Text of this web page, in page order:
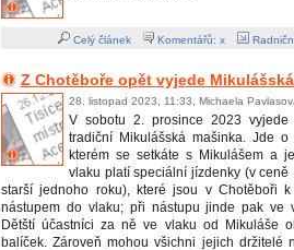
Celý článek Komentářů: x
Z Chotěboře opět vyjede
28. listopad 2023, 11:33, Michaela
V sobotu 2. prosince 2023
tradiční Mikulášská mašinka. Jde
kterém se setkáte s Mikulášem a
vlaku platí speciální jízdenky (v ceně
starší jednoho roku), které jsou v Chotěboři
nástupem do vlaku; při nástupu jinde pak ve
Dětští účastníci za ně ve vlaku od Mikuláše
balíček. Zároveň mohou všichni jejich držitelé